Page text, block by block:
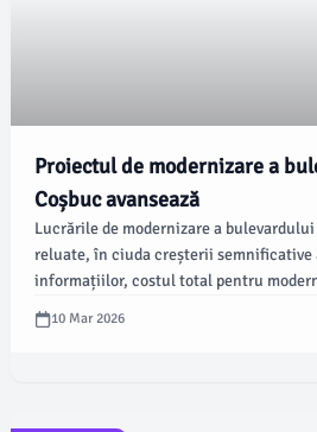
Proiectul de modernizare a
Coșbuc avansează
Lucrările de modernizare a bulevardului
reluate, în ciuda creșterii semnificative
informațiilor, costul total pentru
milioane de lei cu TVA pentru rețelele
2,87 milioane de lei pentru lucrările de
10 Mar 2026